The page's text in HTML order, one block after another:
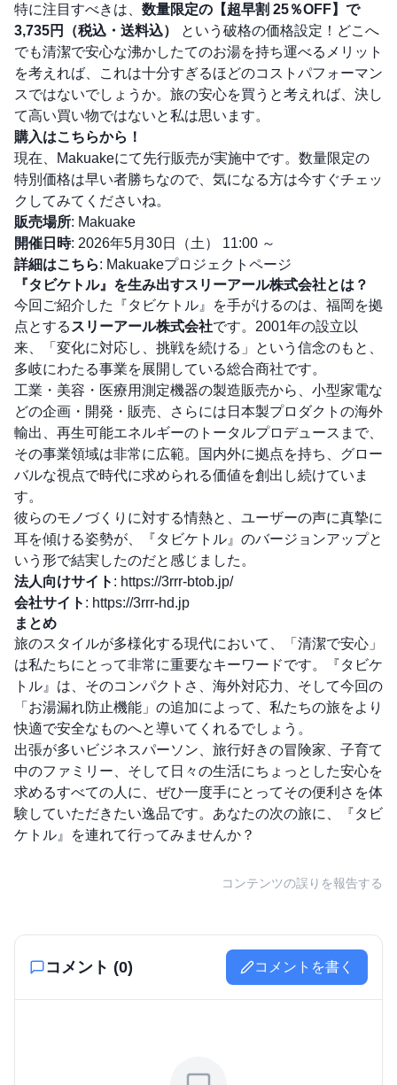
特に注目すべきは、 数量限定の【超早割 25％OFF】で
3,735円（税込・送料込）
という破格の価格設定！どこへ
でも清潔で安心な沸かしたてのお湯を持ち運べるメリット
を考えれば、これは十分すぎるほどのコストパフォーマン
スではないでしょうか。旅の安心を買うと考えれば、決し
て高い買い物ではないと私は思います。
購入はこちらから！
現在、Makuakeにて先行販売が実施中です。数量限定の
特別価格は早い者勝ちなので、気になる方は今すぐチェッ
クしてみてくださいね。
販売場所: Makuake
開催日時: 2026年5月30日（土） 11:00 ～
詳細はこちら: Makuakeプロジェクトページ
『タビケトル』を生み出すスリーアール株式会社とは？
今回ご紹介した『タビケトル』を手がけるのは、福岡を拠
点とする スリーアール株式会社です。2001年の設立以
来、「変化に対応し、挑戦を続ける」という信念のもと、
多岐にわたる事業を展開している総合商社です。
工業・美容・医療用測定機器の製造販売から、小型家電な
どの企画・開発・販売、さらには日本製プロダクトの海外
輸出、再生可能エネルギーのトータルプロデュースまで、
その事業領域は非常に広範。国内外に拠点を持ち、グロー
バルな視点で時代に求められる価値を創出し続けていま
す。
彼らのモノづくりに対する情熱と、ユーザーの声に真摯に
耳を傾ける姿勢が、『タビケトル』のバージョンアップと
いう形で結実したのだと感じました。
法人向けサイト : https://3rrr-btob.jp/
会社サイト : https://3rrr-hd.jp
まとめ
旅のスタイルが多様化する現代において、「清潔で安心」
は私たちにとって非常に重要なキーワードです。『タビケ
トル』は、そのコンパクトさ、海外対応力、そして今回の
「お湯漏れ防止機能」の追加によって、私たちの旅をより
快適で安全なものへと導いてくれるでしょう。
出張が多いビジネスパーソン、旅行好きの冒険家、子育て
中のファミリー、そして日々の生活にちょっとした安心を
求めるすべての人に、ぜひ一度手にとってその便利さを体
験していただきたい逸品です。あなたの次の旅に、『タビ
ケトル』を連れて行ってみませんか？
コンテンツの誤りを報告する
コメント (0) コメントを書く